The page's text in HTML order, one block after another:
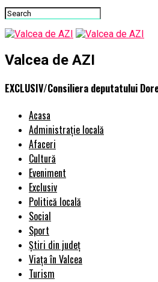
Valcea de AZI
EXCLUSIV/Consiliera deputatului
Acasa
Administrație locală
Afaceri
Cultură
Eveniment
Exclusiv
Politică locală
Social
Sport
Știri din județ
Viața în Valcea
Turism